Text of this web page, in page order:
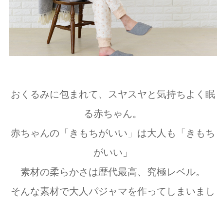
おくるみに包まれて、スヤスヤと気持ちよく眠
る赤ちゃん。
赤ちゃんの「きもちがいい」は大人も「きもち
がいい」
素材の柔らかさは歴代最高、究極レベル。
そんな素材で大人パジャマを作ってしまいまし